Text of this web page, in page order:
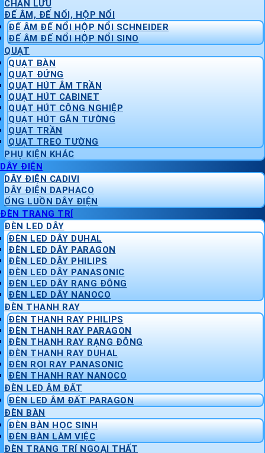
CHẤN LƯU
ĐẾ ÂM, ĐẾ NỔI, HỘP NỔI
ĐẾ ÂM ĐẾ NỔI HỘP NỔI SCHNEIDER
ĐẾ ÂM ĐẾ NỔI HỘP NỔI SINO
QUẠT
QUẠT BÀN
QUẠT ĐỨNG
QUẠT HÚT ÂM TRẦN
QUẠT HÚT CABINET
QUẠT HÚT CÔNG NGHIỆP
QUẠT HÚT GẮN TƯỜNG
QUẠT TRẦN
QUẠT TREO TƯỜNG
PHỤ KIỆN KHÁC
DÂY ĐIỆN
DÂY ĐIỆN CADIVI
DÂY ĐIỆN DAPHACO
ỐNG LUỒN DÂY ĐIỆN
ĐÈN TRANG TRÍ
ĐÈN LED DÂY
ĐÈN LED DÂY DUHAL
ĐÈN LED DÂY PARAGON
ĐÈN LED DÂY PHILIPS
ĐÈN LED DÂY PANASONIC
ĐÈN LED DÂY RẠNG ĐÔNG
ĐÈN LED DÂY NANOCO
ĐÈN THANH RAY
ĐÈN THANH RAY PHILIPS
ĐÈN THANH RAY PARAGON
ĐÈN THANH RAY RẠNG ĐÔNG
ĐÈN THANH RAY DUHAL
ĐÈN RỌI RAY PANASONIC
ĐÈN THANH RAY NANOCO
ĐÈN LED ÂM ĐẤT
ĐÈN LED ÂM ĐẤT PARAGON
ĐÈN BÀN
ĐÈN BÀN HỌC SINH
ĐÈN BÀN LÀM VIỆC
ĐÈN TRANG TRÍ NGOẠI THẤT